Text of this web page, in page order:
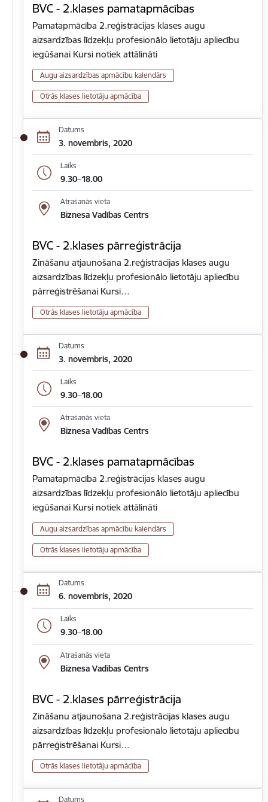
BVC - 2.klases pamatapmācības
Pamatapmācība 2.reģistrācijas klases augu
aizsardzības līdzekļu profesionālo lietotāju apliecību
iegūšanai Kursi notiek attālināti
Augu aizsardzības apmācību kalendārs
Otrās klases lietotāju apmācība
Datums
3. novembris, 2020
Laiks
9.30–18.00
Atrašanās vieta
Biznesa Vadības Centrs
BVC - 2.klases pārreģistrācija
Zināšanu atjaunošana 2.reģistrācijas klases augu
aizsardzības līdzekļu profesionālo lietotāju apliecību
pārreģistrēšanai Kursi…
Otrās klases lietotāju apmācība
Datums
3. novembris, 2020
Laiks
9.30–18.00
Atrašanās vieta
Biznesa Vadības Centrs
BVC - 2.klases pamatapmācības
Pamatapmācība 2.reģistrācijas klases augu
aizsardzības līdzekļu profesionālo lietotāju apliecību
iegūšanai Kursi notiek attālināti
Augu aizsardzības apmācību kalendārs
Otrās klases lietotāju apmācība
Datums
6. novembris, 2020
Laiks
9.30–18.00
Atrašanās vieta
Biznesa Vadības Centrs
BVC - 2.klases pārreģistrācija
Zināšanu atjaunošana 2.reģistrācijas klases augu
aizsardzības līdzekļu profesionālo lietotāju apliecību
pārreģistrēšanai Kursi…
Otrās klases lietotāju apmācība
Datums